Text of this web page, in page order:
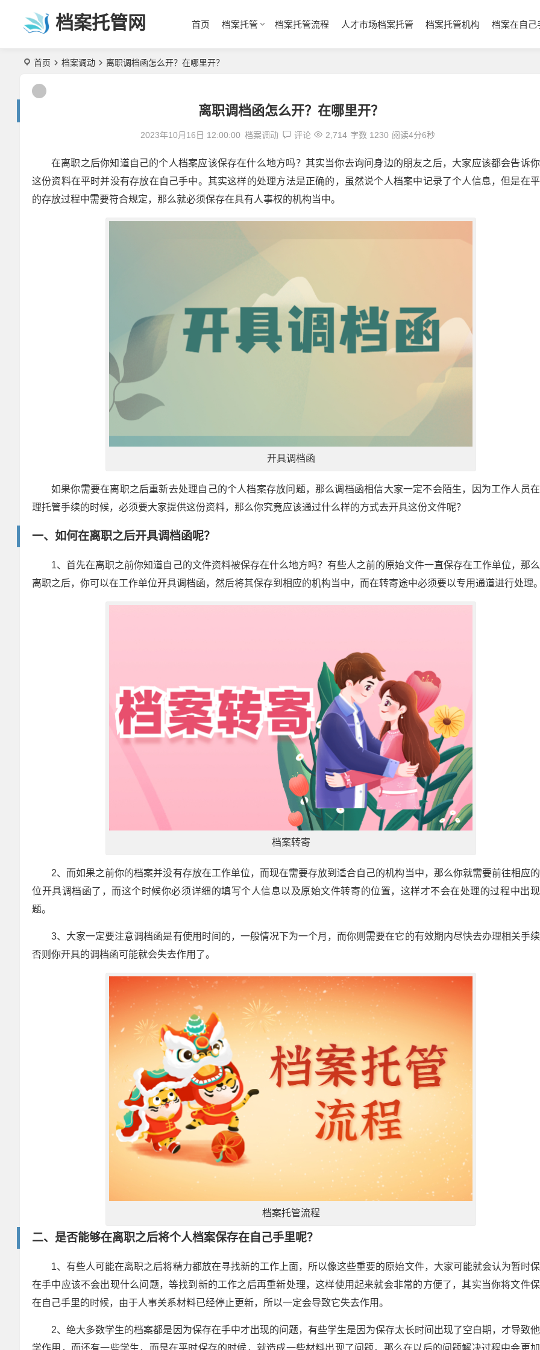
档案托管网 首页 档案托管 档案托管流程 人才市场档案托管 档案托管机构 档案在自己
首页 档案调动 离职调档函怎么开？在哪里开？
离职调档函怎么开？在哪里开？
2023年10月16日 12:00:00 档案调动 评论 2,714 字数 1230 阅读4分6秒
在离职之后你知道自己的个人档案应该保存在什么地方吗？其实当你去询问身边的朋友之后，大家应该都会告诉你
这份资料在平时并没有存放在自己手中。其实这样的处理方法是正确的，虽然说个人档案中记录了个人信息，但是在
的存放过程中需要符合规定，那么就必须保存在具有人事权的机构当中。
开具调档函
如果你需要在离职之后重新去处理自己的个人档案存放问题，那么调档函相信大家一定不会陌生，因为工作人员
理托管手续的时候，必须要大家提供这份资料，那么你究竟应该通过什么样的方式去开具这份文件呢？
一、如何在离职之后开具调档函呢？
1、首先在离职之前你知道自己的文件资料被保存在什么地方吗？有些人之前的原始文件一直保存在工作单位，那
离职之后，你可以在工作单位开具调档函，然后将其保存到相应的机构当中，而在转寄途中必须要以专用通道进行处理。
档案转寄
2、而如果之前你的档案并没有存放在工作单位，而现在需要存放到适合自己的机构当中，那么你就需要前往相应
位开具调档函了，而这个时候你必须详细的填写个人信息以及原始文件转寄的位置，这样才不会在处理的过程中出现
题。
3、大家一定要注意调档函是有使用时间的，一般情况下为一个月，而你则需要在它的有效期内尽快去办理相关手续
否则你开具的调档函可能就会失去作用了。
档案托管流程
二、是否能够在离职之后将个人档案保存在自己手里呢？
1、有些人可能在离职之后将精力都放在寻找新的工作上面，所以像这些重要的原始文件，大家可能就会认为暂时
在手中应该不会出现什么问题，等找到新的工作之后再重新处理，这样使用起来就会非常的方便了，其实当你将文件
在自己手里的时候，由于人事关系材料已经停止更新，所以一定会导致它失去作用。
2、绝大多数学生的档案都是因为保存在手中才出现的问题，有些学生是因为保存太长时间出现了空白期，才导致